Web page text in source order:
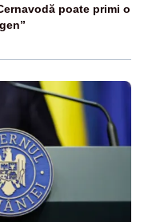
poate primi o